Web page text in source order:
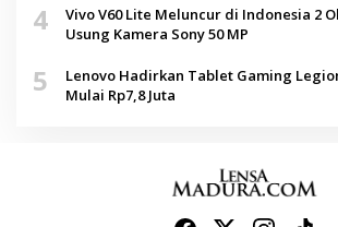
4
Vivo V60 Lite Meluncur di Indonesia 2
Usung Kamera Sony 50 MP
5
Lenovo Hadirkan Tablet Gaming
Mulai Rp7,8 Juta